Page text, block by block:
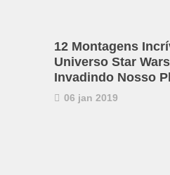
12 Montagens
Universo Star Wars
Invadindo Nosso
06 jan 2019